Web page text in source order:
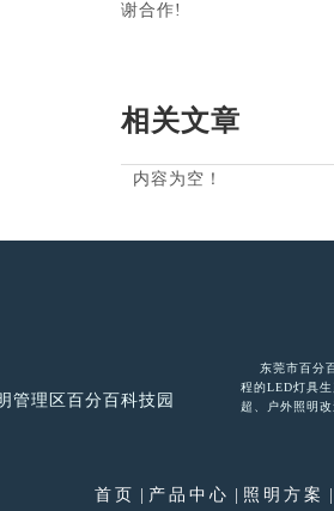
谢合作!
相关文章
内容为空！
管理区百分百科技园
东莞市百分百
程的LED灯具
超、户外照明
首页 产品中心 照明方案